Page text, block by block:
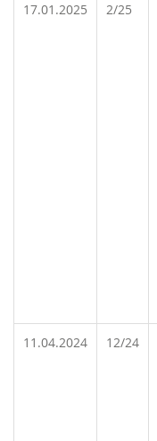
17.01.2025 2/25
11.04.2024 12/24